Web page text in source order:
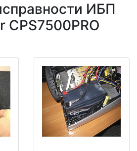
ИБП
CPS7500PRO